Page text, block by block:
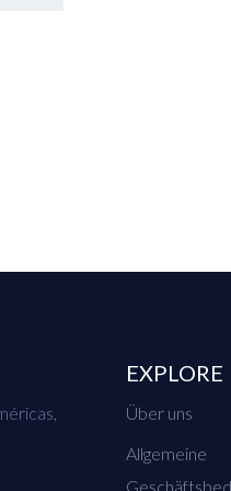
EXPLORE
Über uns
Allgemeine